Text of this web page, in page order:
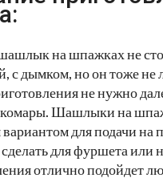
на шпажках не
с дымком, но он тоже не
не нужно
Шашлыки на
для подачи на
для фуршета или
отлично подойдет